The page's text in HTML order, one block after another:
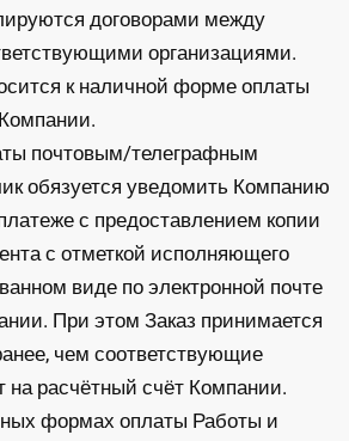
договорами между
организациями.
к наличной форме оплаты
почтовым/телеграфным
обязуется уведомить Компанию
с предоставлением копии
с отметкой исполняющего
виде по электронной почте
При этом Заказ принимается
чем соответствующие
на расчётный счёт Компании.
формах оплаты Работы и